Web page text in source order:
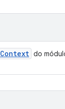
Context do